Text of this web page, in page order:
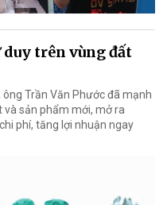
trên vùng đất
Trần Văn Phước đã mạnh
và sản phẩm mới, mở ra
phí, tăng lợi nhuận ngay